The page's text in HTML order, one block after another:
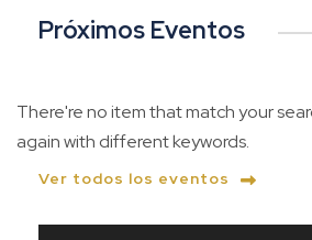
Próximos Eventos
There're no item that match your
again with different keywords.
Ver todos los eventos